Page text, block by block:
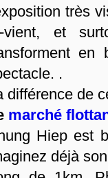
très
vient, et
.
différence de
marché
Hiep est
déjà